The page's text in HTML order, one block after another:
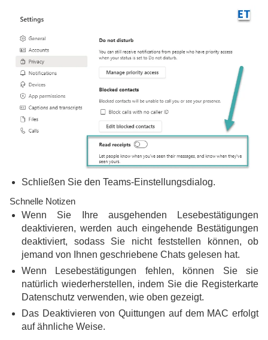
Schließen Sie den Teams-Einstellungsdialog.
Schnelle Notizen
Wenn Sie Ihre ausgehenden Lesebestätigungen
deaktivieren, werden auch eingehende Bestätigungen
deaktiviert, sodass Sie nicht feststellen können, ob
jemand von Ihnen geschriebene Chats gelesen hat.
Wenn Lesebestätigungen fehlen, können Sie sie
natürlich wiederherstellen, indem Sie die Registerkarte
Datenschutz verwenden, wie oben gezeigt.
Das Deaktivieren von Quittungen auf dem MAC erfolgt
auf ähnliche Weise.